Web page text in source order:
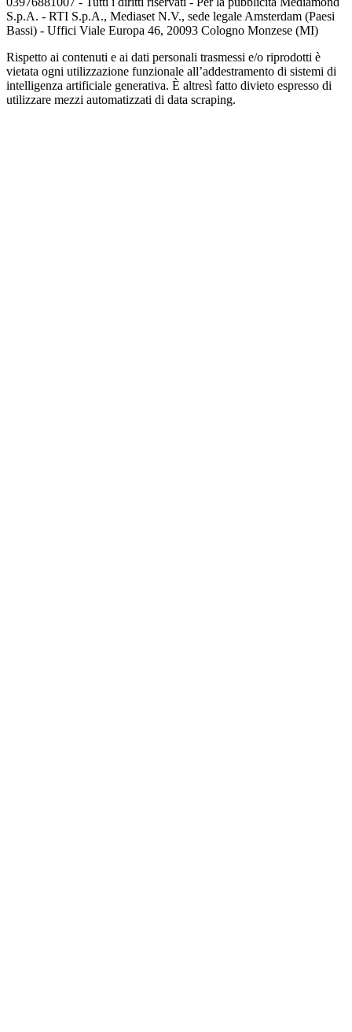
S.p.A. - RTI S.p.A., Mediaset N.V., sede legale Amsterdam (Paesi
Bassi) - Uffici Viale Europa 46, 20093 Cologno Monzese (MI)
Rispetto ai contenuti e ai dati personali trasmessi e/o riprodotti è
vietata ogni utilizzazione funzionale all’addestramento di sistemi di
intelligenza artificiale generativa. È altresì fatto divieto espresso di
utilizzare mezzi automatizzati di data scraping.